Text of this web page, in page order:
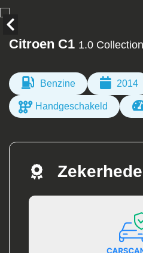
Citroen C1 1.0 Collection
Benzine 2014
Handgeschakeld